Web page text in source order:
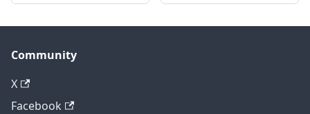
Community
X
Facebook